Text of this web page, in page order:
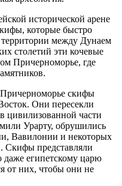
исторической арене
которые быстро
территории между Дунаем
столетий эти кочевые
Причерноморье, где
скифы
Они пересекли
цивилизованной части
Урарту, обрушились
Вавилонии и некоторых
Скифы представляли
даже египетскому царю
от них, чтобы они не